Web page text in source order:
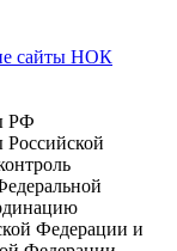
сайты НОК
РФ
Российской
Федерации и